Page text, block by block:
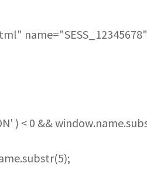
) < 0 &&